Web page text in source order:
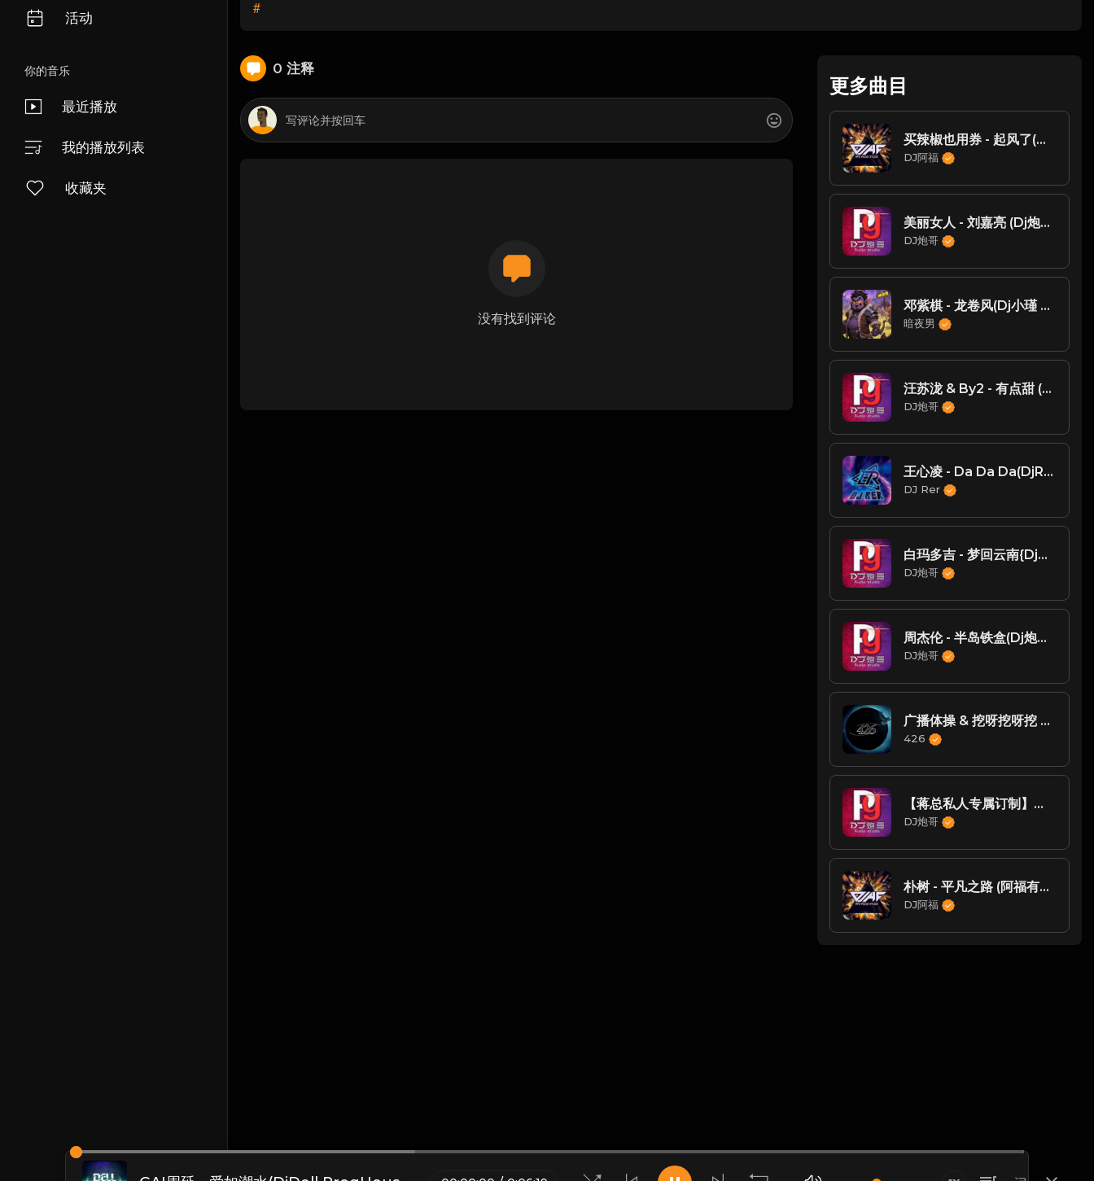
活动
你的音乐
最近播放
我的播放列表
收藏夹
#
0 注释
没有找到评论
更多曲目
买辣椒也用券 - 起风了(DJ阿福)
DJ阿福
美丽女人 - 刘嘉亮 (Dj炮哥 ProgHouse Rmx 2023)
DJ炮哥
邓紫棋 - 龙卷风(Dj小瑾 ProgHouse Rmx 2024)
暗夜男
汪苏泷 & By2 - 有点甜 (668 DJ炮哥 ProgHouse Remix)
DJ炮哥
王心凌 - Da Da Da(DjRer Remix)
DJ Rer
白玛多吉 - 梦回云南{Dj炮哥 2022 Remix}
DJ炮哥
周杰伦 - 半岛铁盒(Dj炮哥 ProgHouse Rmx 2023)
DJ炮哥
广播体操 & 挖呀挖呀挖 & 我叫没烦恼（DJsiyan四眼 ProgHouse 2023 Remix）
426
【蒋总私人专属订制】庄心妍_萧全-爱音乐{Dj炮哥 2022 Remix}
DJ炮哥
朴树 - 平凡之路 (阿福有这种舒服吗)
DJ阿福